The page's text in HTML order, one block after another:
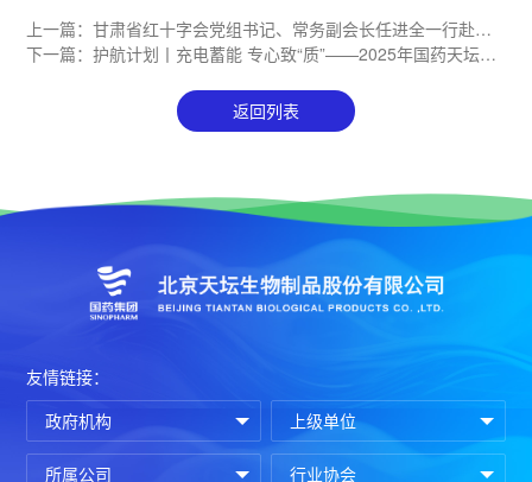
上一篇：甘肃省红十字会党组书记、常务副会长任进全一行赴国
药天坛兰州项目考察交流
返回列表
下一篇：护航计划丨充电蓄能 专心致“质”——2025年国药天坛浆
友情链接：